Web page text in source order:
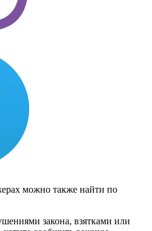
можно также найти по
закона, взятками или